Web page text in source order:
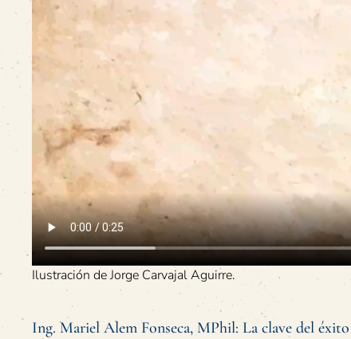
Ilustración de Jorge Carvajal Aguirre.
Ing. Mariel Alem Fonseca, MPhil: La clave del